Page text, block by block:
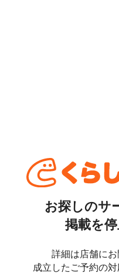
お探しのサ
掲載を
詳細は店舗にお
成立したご予約の